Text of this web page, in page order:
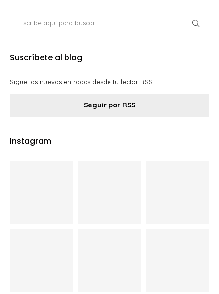
Suscríbete al blog
Sigue las nuevas entradas desde tu lector RSS.
Seguir por RSS
Instagram